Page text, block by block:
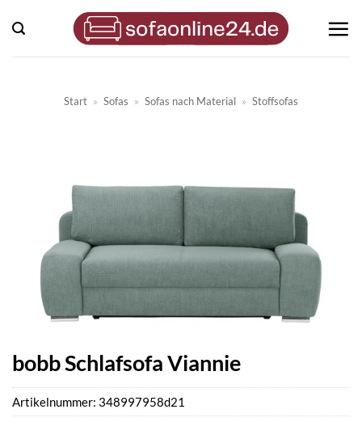
Inhalt
springen
Start » Sofas » Sofas nach Material » Stoffsofas
bobb Schlafsofa Viannie
Artikelnummer: 348997958d21